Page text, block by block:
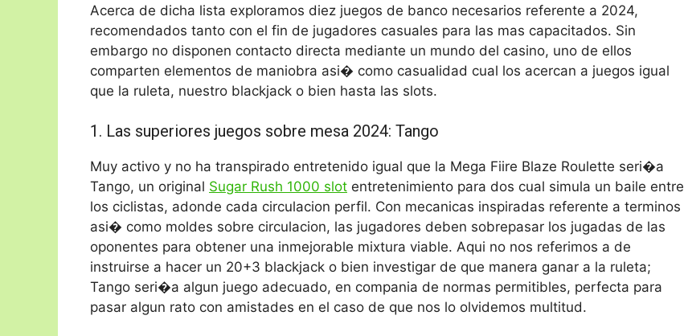
Acerca de dicha lista exploramos diez juegos de banco necesarios referente a 2024,
recomendados tanto con el fin de jugadores casuales para las mas capacitados. Sin
embargo no disponen contacto directa mediante un mundo del casino, uno de ellos
comparten elementos de maniobra asi� como casualidad cual los acercan a juegos igual
que la ruleta, nuestro blackjack o bien hasta las slots.
1. Las superiores juegos sobre mesa 2024: Tango
Muy activo y no ha transpirado entretenido igual que la Mega Fiire Blaze Roulette seri�a
Tango, un original Sugar Rush 1000 slot entretenimiento para dos cual simula un baile entre
los ciclistas, adonde cada circulacion perfil. Con mecanicas inspiradas referente a terminos
asi� como moldes sobre circulacion, las jugadores deben sobrepasar los jugadas de las
oponentes para obtener una inmejorable mixtura viable. Aqui no nos referimos a de
instruirse a hacer un 20+3 blackjack o bien investigar de que manera ganar a la ruleta;
Tango seri�a algun juego adecuado, en compania de normas permitibles, perfecta para
pasar algun rato con amistades en el caso de que nos lo olvidemos multitud.